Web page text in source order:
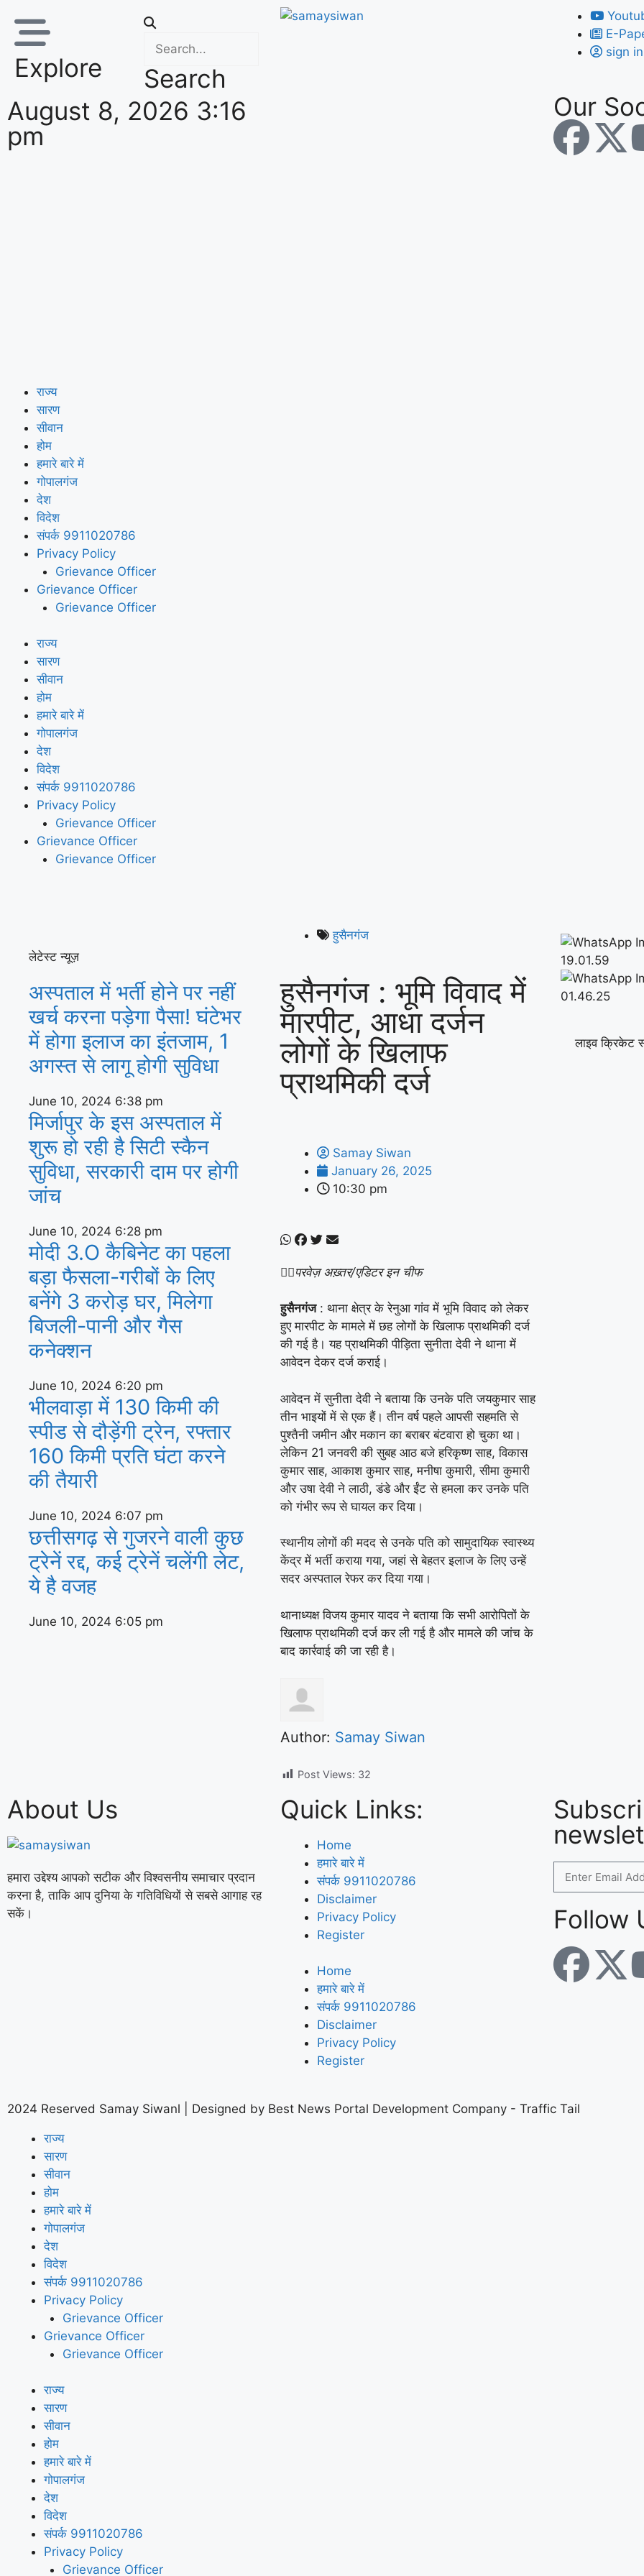
Explore
Search
August 8, 2026 3:16
pm
E-
sign in
Our
राज्य
सारण
सीवान
होम
हमारे बारे में
गोपालगंज
देश
विदेश
संपर्क 9911020786
Privacy Policy
Grievance Officer
Grievance Officer
Grievance Officer
राज्य
सारण
सीवान
होम
हमारे बारे में
गोपालगंज
देश
विदेश
संपर्क 9911020786
Privacy Policy
Grievance Officer
Grievance Officer
Grievance Officer
लेटेस्ट न्यूज़
अस्‍पताल में भर्ती होने पर नहीं
खर्च करना पड़ेगा पैसा! घंटेभर
में होगा इलाज का इंतजाम, 1
अगस्‍त से लागू होगी सुविधा
June 10, 2024 6:38 pm
मिर्जापुर के इस अस्पताल में
शुरू हो रही है सिटी स्कैन
सुविधा, सरकारी दाम पर होगी
जांच
June 10, 2024 6:28 pm
मोदी 3.O कैबिनेट का पहला
बड़ा फैसला-गरीबों के ल‍िए
बनेंगे 3 करोड़ घर, म‍िलेगा
बिजली-पानी और गैस
कनेक्‍शन
June 10, 2024 6:20 pm
भीलवाड़ा में 130 किमी की
स्पीड से दौड़ेंगी ट्रेन, रफ्तार
160 किमी प्रति घंटा करने
की तैयारी
June 10, 2024 6:07 pm
छत्तीसगढ़ से गुजरने वाली कुछ
ट्रेनें रद्द, कई ट्रेनें चलेंगी लेट,
ये है वजह
June 10, 2024 6:05 pm
हुसैनगंज
हुसैनगंज : भूमि विवाद में
मारपीट, आधा दर्जन
लोगों के खिलाफ
प्राथमिकी दर्ज
Samay Siwan
January 26, 2025
10:30 pm
✍🏽परवेज़ अख़्तर/एडिटर इन चीफ
हुसैनगंज: थाना क्षेत्र के रेनुआ गांव में भूमि विवाद को लेकर
हुए मारपीट के मामले में छह लोगों के खिलाफ प्राथमिकी दर्ज
की गई है। यह प्राथमिकी पीड़िता सुनीता देवी ने थाना में
आवेदन देकर दर्ज कराई।
आवेदन में सुनीता देवी ने बताया कि उनके पति जयकुमार साह
तीन भाइयों में से एक हैं। तीन वर्ष पहले आपसी सहमति से
पुश्तैनी जमीन और मकान का बराबर बंटवारा हो चुका था।
लेकिन 21 जनवरी की सुबह आठ बजे हरिकृष्ण साह, विकास
कुमार साह, आकाश कुमार साह, मनीषा कुमारी, सीमा कुमारी
और उषा देवी ने लाठी, डंडे और ईंट से हमला कर उनके पति
को गंभीर रूप से घायल कर दिया।
स्थानीय लोगों की मदद से उनके पति को सामुदायिक स्वास्थ्य
केंद्र में भर्ती कराया गया, जहां से बेहतर इलाज के लिए उन्हें
सदर अस्पताल रेफर कर दिया गया।
थानाध्यक्ष विजय कुमार यादव ने बताया कि सभी आरोपितों के
खिलाफ प्राथमिकी दर्ज कर ली गई है और मामले की जांच के
बाद कार्रवाई की जा रही है।
Author: Samay Siwan
Post Views: 32
लाइव क्रिकेट
About Us
हमारा उद्देश्य आपको सटीक और विश्वसनीय समाचार प्रदान
करना है, ताकि आप दुनिया के गतिविधियों से सबसे आगाह रह
सकें।
Quick Links:
Home
हमारे बारे में
संपर्क 9911020786
Disclaimer
Privacy Policy
Register
Home
हमारे बारे में
संपर्क 9911020786
Disclaimer
Privacy Policy
Register
Follow
2024 Reserved Samay Siwanl | Designed by Best News Portal Development Company - Traffic Tail
राज्य
सारण
सीवान
होम
हमारे बारे में
गोपालगंज
देश
विदेश
संपर्क 9911020786
Privacy Policy
Grievance Officer
Grievance Officer
Grievance Officer
राज्य
सारण
सीवान
होम
हमारे बारे में
गोपालगंज
देश
विदेश
संपर्क 9911020786
Privacy Policy
Grievance Officer